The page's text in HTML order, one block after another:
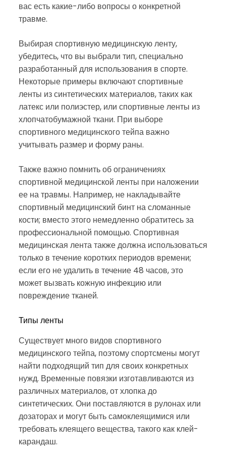
вас есть какие-либо вопросы о конкретной
травме.
Выбирая спортивную медицинскую ленту,
убедитесь, что вы выбрали тип, специально
разработанный для использования в спорте.
Некоторые примеры включают спортивные
ленты из синтетических материалов, таких как
латекс или полиэстер, или спортивные ленты из
хлопчатобумажной ткани. При выборе
спортивного медицинского тейпа важно
учитывать размер и форму раны.
Также важно помнить об ограничениях
спортивной медицинской ленты при наложении
ее на травмы. Например, не накладывайте
спортивный медицинский бинт на сломанные
кости; вместо этого немедленно обратитесь за
профессиональной помощью. Спортивная
медицинская лента также должна использоваться
только в течение коротких периодов времени;
если его не удалить в течение 48 часов, это
может вызвать кожную инфекцию или
повреждение тканей.
Типы ленты
Существует много видов спортивного
медицинского тейпа, поэтому спортсмены могут
найти подходящий тип для своих конкретных
нужд. Временные повязки изготавливаются из
различных материалов, от хлопка до
синтетических. Они поставляются в рулонах или
дозаторах и могут быть самоклеящимися или
требовать клеящего вещества, такого как клей-
карандаш.